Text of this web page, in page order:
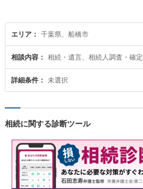
エリア 千葉県、船橋市
相談内容 相続・遺言、相続人調査・確定
詳細条件 未選択
相続に関する診断ツール